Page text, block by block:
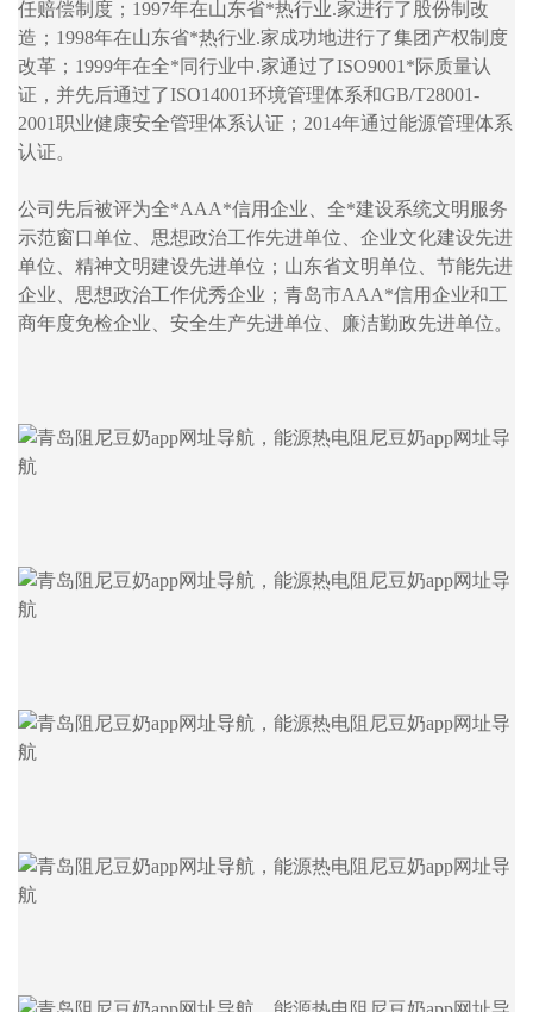
任赔偿制度；1997年在山东省*热行业.家进行了股份制改
造；1998年在山东省*热行业.家成功地进行了集团产权制度
改革；1999年在全*同行业中.家通过了ISO9001*际质量认
证，并先后通过了ISO14001环境管理体系和GB/T28001-
2001职业健康安全管理体系认证；2014年通过能源管理体系
认证。
公司先后被评为全*AAA*信用企业、全*建设系统文明服务
示范窗口单位、思想政治工作先进单位、企业文化建设先进
单位、精神文明建设先进单位；山东省文明单位、节能先进
企业、思想政治工作优秀企业；青岛市AAA*信用企业和工
商年度免检企业、安全生产先进单位、廉洁勤政先进单位。